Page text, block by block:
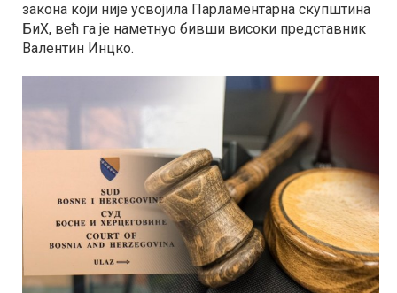
закона који није усвојила Парламентарна скупштина
БиХ, већ га је наметнуо бивши високи представник
Валентин Инцко.